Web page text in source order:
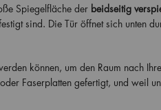
Spiegelfläche der beidseitig
sind. Die Tür öffnet sich unten
können, um den Raum nach
Faserplatten gefertigt, und weil